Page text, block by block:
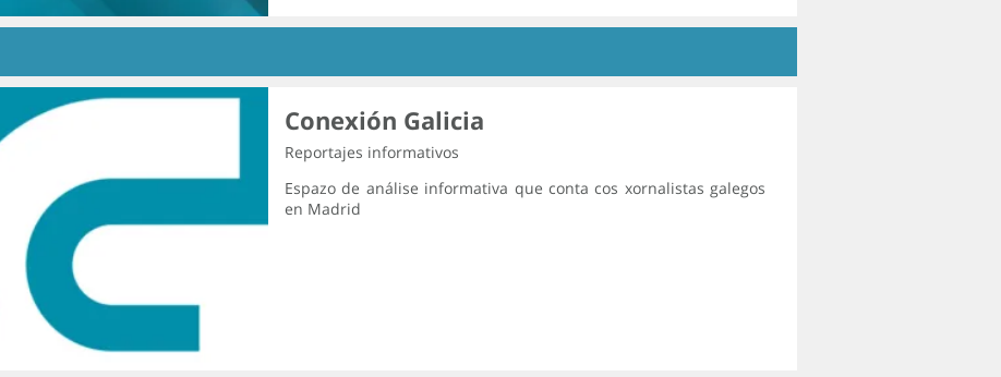
Conexión Galicia
Reportajes informativos
Espazo de análise informativa que conta cos xornalistas galegos
en Madrid